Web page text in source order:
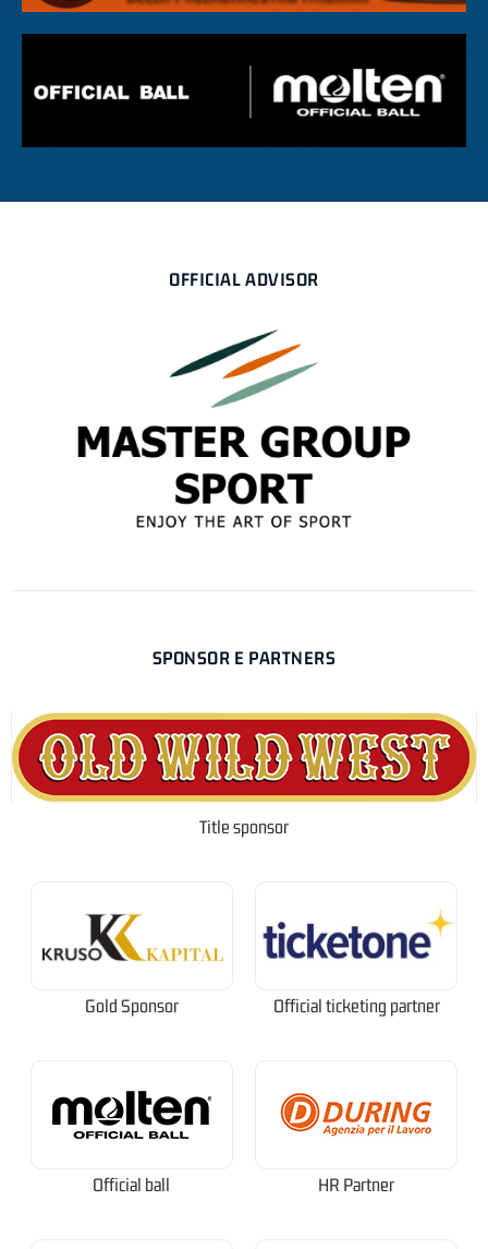
OFFICIAL ADVISOR
SPONSOR E PARTNERS
Title sponsor
Gold Sponsor Official ticketing partner
Official ball HR Partner